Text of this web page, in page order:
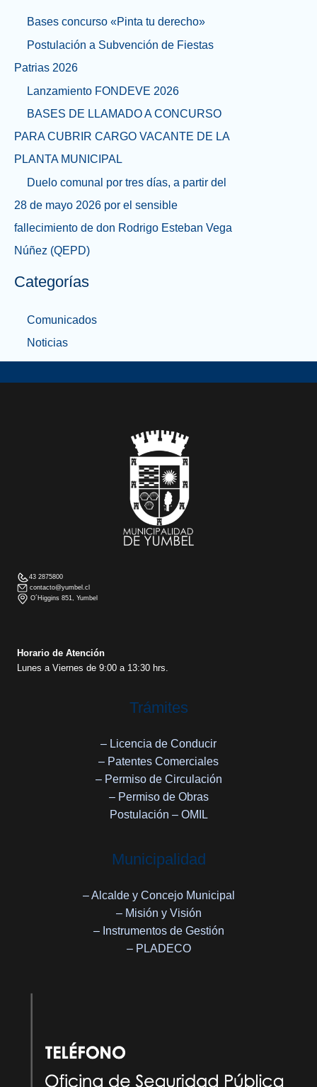
Bases concurso «Pinta tu derecho»
Postulación a Subvención de Fiestas
Patrias 2026
Lanzamiento FONDEVE 2026
BASES DE LLAMADO A CONCURSO
PARA CUBRIR CARGO VACANTE DE LA
PLANTA MUNICIPAL
Duelo comunal por tres días, a partir del
28 de mayo 2026 por el sensible
fallecimiento de don Rodrigo Esteban Vega
Núñez (QEPD)
Categorías
Comunicados
Noticias
43 2875800
contacto@yumbel.cl
O´Higgins 851, Yumbel
Horario de Atención
Lunes a Viernes de 9:00 a 13:30 hrs.
Trámites
– Licencia de Conducir
– Patentes Comerciales
– Permiso de Circulación
– Permiso de Obras
Postulación – OMIL
Municipalidad
– Alcalde y Concejo Municipal
– Misión y Visión
– Instrumentos de Gestión
– PLADECO